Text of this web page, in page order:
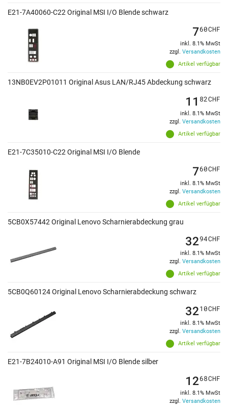
E21-7A40060-C22 Original MSI I/O Blende schwarz
Artikel verfügbar
760CHF
inkl. 8.1% MwSt
zzgl. Versandkosten
13NB0EV2P01011 Original Asus LAN/RJ45 Abdeckung schwarz
Artikel verfügbar
11 82CHF
inkl. 8.1% MwSt
zzgl. Versandkosten
E21-7C35010-C22 Original MSI I/O Blende
Artikel verfügbar
760CHF
inkl. 8.1% MwSt
zzgl. Versandkosten
5CB0X57442 Original Lenovo Scharnierabdeckung grau
Artikel verfügbar
3294CHF
inkl. 8.1% MwSt
zzgl. Versandkosten
5CB0Q60124 Original Lenovo Scharnierabdeckung schwarz
Artikel verfügbar
3210CHF
inkl. 8.1% MwSt
zzgl. Versandkosten
E21-7B24010-A91 Original MSI I/O Blende silber
1268CHF
inkl. 8.1% MwSt
zzgl. Versandkosten